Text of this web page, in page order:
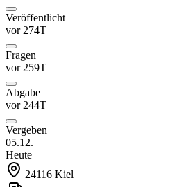
Veröffentlicht
vor 274T
Fragen
vor 259T
Abgabe
vor 244T
Vergeben
05.12.
Heute
24116 Kiel